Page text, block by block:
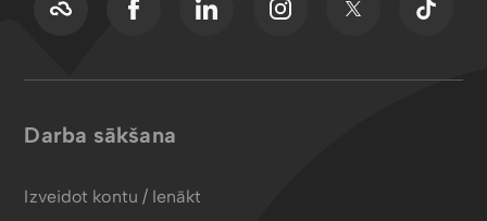
Darba sākšana
Izveidot kontu / Ienākt